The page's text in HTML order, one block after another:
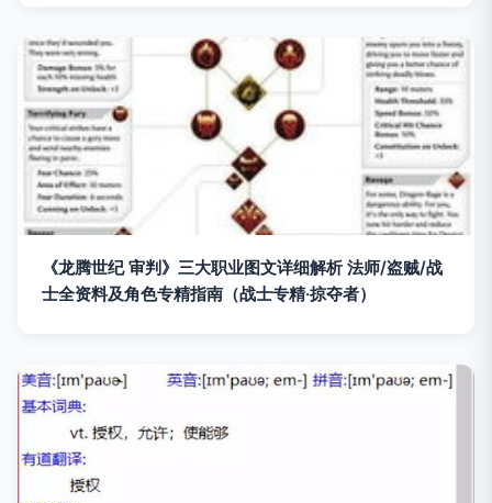
《龙腾世纪 审判》三大职业图文详细解析 法师/盗贼/战
士全资料及角色专精指南（战士专精·掠夺者）